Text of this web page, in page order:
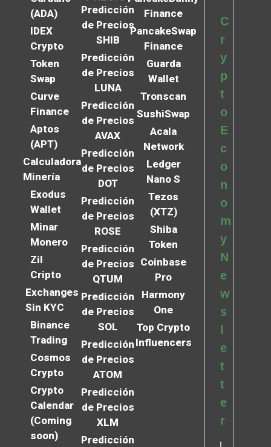
(ADA)
IDEX
Crypto
Token
Swap
Curve
Finance
Aptos
(APT)
Calculadora
Minería
Exodus
Wallet
Minar
Monero
Zil
Cripto
Exchanges
Sin KYC
Binance
Trading
Cosmos
Crypto
Crypto
Calendar
(Coming
soon)
Predicción
de Precios
SHIB
Predicción
de Precios
LUNA
Predicción
de Precios
AVAX
Predicción
de Precios
DOT
Predicción
de Precios
ROSE
Predicción
de Precios
QTUM
Predicción
de Precios
SOL
Predicción
de Precios
ATOM
Predicción
de Precios
XLM
Predicción
Finance
PancakeSwap
Finance
Guarda
Wallet
Tronscan
SushiSwap
Acala
Network
Ledger
Nano S
Tezos
(XTZ)
Shiba
Token
Coinbase
Pro
Harmony
One
Top Crypto
Influencers
C
r
y
p
t
o
E
c
o
n
o
m
y
N
e
w
s
e
t
t
e
r